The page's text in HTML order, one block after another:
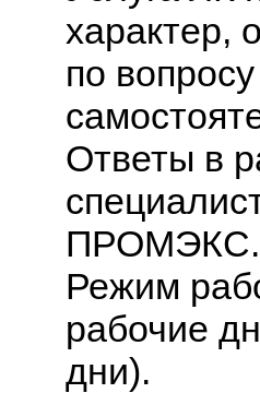
характер,
по
Ответы в
ПРОМЭКС.
Режим
рабочие
дни).